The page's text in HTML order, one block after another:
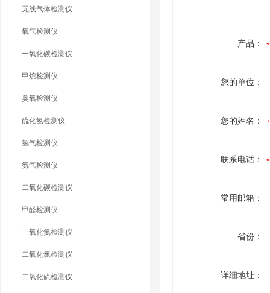
无线气体检测仪
氧气检测仪
一氧化碳检测仪
甲烷检测仪
臭氧检测仪
硫化氢检测仪
氢气检测仪
氨气检测仪
二氧化碳检测仪
甲醛检测仪
一氧化氮检测仪
二氧化氯检测仪
二氧化硫检测仪
产品：
您的单位：
您的姓名：
联系电话：
常用邮箱：
省份：
详细地址：